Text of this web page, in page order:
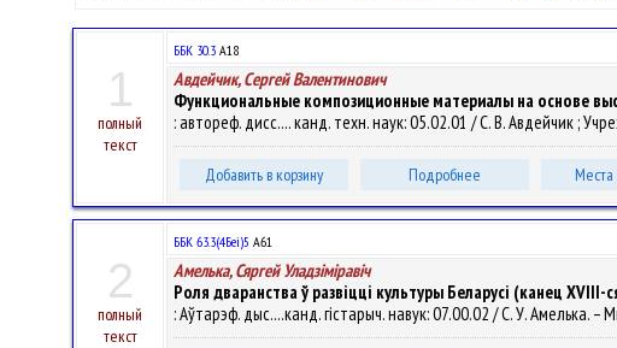
1
полный
текст
ББК 30.3 А18
Авдейчик, Сергей Валентинович
Функциональные композиционные материалы на основе
: автореф. дисс.... канд. техн. наук: 05.02.01 / С. В. Авдейчик ;
Добавить в корзину Подробнее Места
2
полный
текст
ББК 63.3(4Беі)5 А61
Амелька, Сяргей Уладзіміравіч
Роля дваранства ў развіцці культуры Беларусі (канец XVIII-
: Аўтарэф. дыс....канд. гістарыч. навук: 07.00.02 / С. У. Амелька. –